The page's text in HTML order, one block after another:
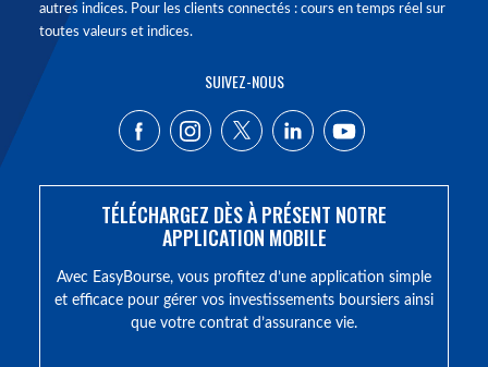
autres indices. Pour les clients connectés : cours en temps réel sur
toutes valeurs et indices.
SUIVEZ-NOUS
TÉLÉCHARGEZ DÈS À PRÉSENT NOTRE
APPLICATION MOBILE
Avec EasyBourse, vous profitez d’une application simple
et efficace pour gérer vos investissements boursiers ainsi
que votre contrat d’assurance vie.